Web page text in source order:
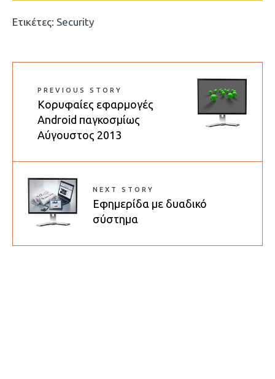
Ετικέτες: Security
PREVIOUS STORY
Κορυφαίες εφαρμογές
Android παγκοσμίως
Αύγουστος 2013
NEXT STORY
Εφημερίδα με δυαδικό
σύστημα